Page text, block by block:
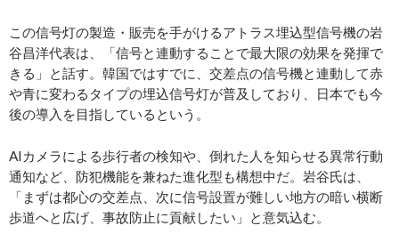
この信号灯の製造・販売を手がけるアトラス埋込型信号機の岩
谷昌洋代表は、「信号と連動することで最大限の効果を発揮で
きる」と話す。韓国ではすでに、交差点の信号機と連動して赤
や青に変わるタイプの埋込信号灯が普及しており、日本でも今
後の導入を目指しているという。
AIカメラによる歩行者の検知や、倒れた人を知らせる異常行動
通知など、防犯機能を兼ねた進化型も構想中だ。岩谷氏は、
「まずは都心の交差点、次に信号設置が難しい地方の暗い横断
歩道へと広げ、事故防止に貢献したい」と意気込む。